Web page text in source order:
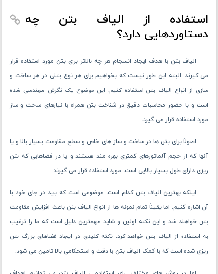
استفاده از الیاف بتن چه
دستاوردهایی دارد؟
الیاف بتن با هدف ایجاد انسجام هر چه بالاتر برای بتن مورد استفاده قرار
می‌ گیرند. البته این طور نیست که بخواهیم برای هر نوع بتنی در هر ساخت و
سازی از انواع الیاف بتن استفاده کنیم. این موضوع یک نگرش مهندسی شده
است و با حضور محاسبات دقیق در شناخت بتن همراه با نیازهای ساخت و ساز
مورد استفاده قرار می گیرد.
اصولاً برای بتن ها در ساخت و ساز های خاص و سطح مقاومت بسیار بالا و یا
آنها که از حجم آلماتورهای کمتری بهره ‌مند هستند و یا در فضاهایی که بتن
ریزی دارای طول بسیار بالایی است، مورد استفاده قرار می ‌گیرند.
اینکه بهترین الیاف بتن کدام است، موضوعی است که باید در جای خود با
آن اشاره کنیم. اما یقیناً تمام نمونه ها از انواع الیاف بتن باعث افزایش مقاومت
بتن خواهند شد و این نکته اولین و شاید مهمترین دلیل است که ما را ترغیب
به استفاده از الیاف بتن خواهد کرد. نکته کلیدی در ایجاد فضاهای بزرگ بتن
ریزی شده است که با کمک الیاف بتن با دقت و استحکامی بالا تامین می شود.